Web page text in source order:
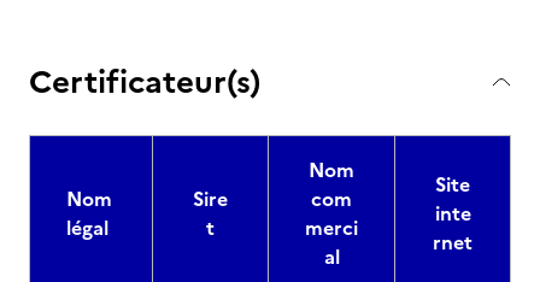
Certificateur(s)
Nom
légal
Sire
t
Nom
com
merci
al
Site
inte
rnet